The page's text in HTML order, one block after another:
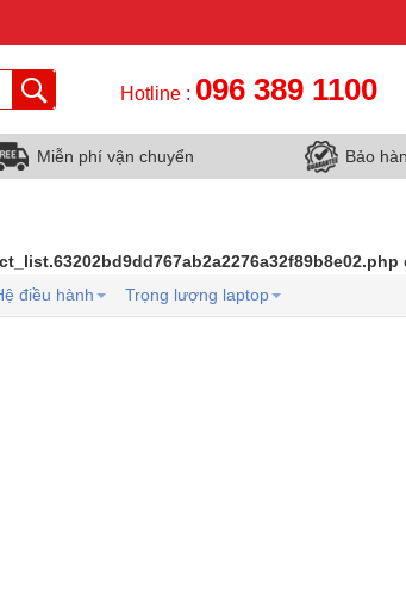
Hotline : 096 389 1100
Miễn phí vận chuyển Bảo
điều hành Trọng lượng laptop